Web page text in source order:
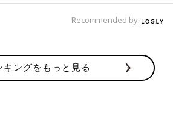
Recommended by
キングをもっと見る